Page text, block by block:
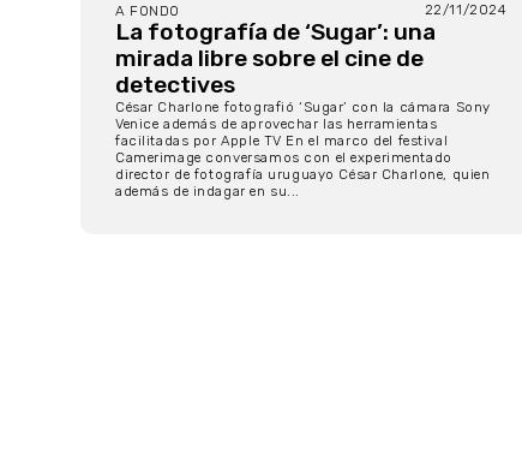
A FONDO 22/11/2024
La fotografía de ‘Sugar’: una
mirada libre sobre el cine de
detectives
César Charlone fotografió ‘Sugar’ con la cámara Sony
Venice además de aprovechar las herramientas
facilitadas por Apple TV En el marco del festival
Camerimage conversamos con el experimentado
director de fotografía uruguayo César Charlone, quien
además de indagar en su...